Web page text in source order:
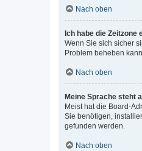
Nach oben
Ich habe die Zeitzone
Wenn Sie sich sicher
Problem beheben kann.
Nach oben
Meine Sprache steht
Meist hat die Board-
Sie benötigen,
gefunden werden.
Nach oben